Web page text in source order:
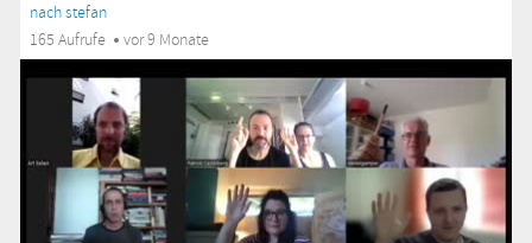
nach stefan
165 Aufrufe
vor 9 Monate